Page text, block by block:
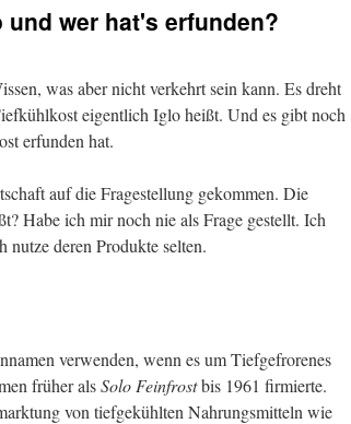
wer hat's erfunden?
was aber nicht verkehrt sein kann. Es dreht
eigentlich Iglo heißt. Und es gibt noch
erfunden hat.
auf die Fragestellung gekommen. Die
Habe ich mir noch nie als Frage gestellt. Ich
nutze deren Produkte selten.
verwenden, wenn es um Tiefgefrorenes
früher alsSolo Feinfrostbis 1961 firmierte.
von tiefgekühlten Nahrungsmitteln wie